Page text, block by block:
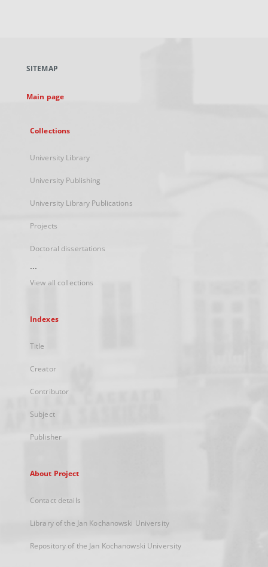
new
SITEMAP
Main page
Collections
University Library
University Publishing
University Library Publications
Projects
Doctoral dissertations
...
View all collections
Indexes
Title
Creator
Contributor
Subject
Publisher
About Project
Contact details
Library of the Jan Kochanowski University
Repository of the Jan Kochanowski University